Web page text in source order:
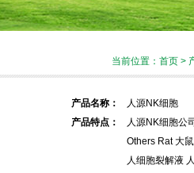
当前位置： 首页 >
产品名称：
人源NK细胞
产品特点：
人源NK细胞公
Others Rat 大
人细胞裂解液